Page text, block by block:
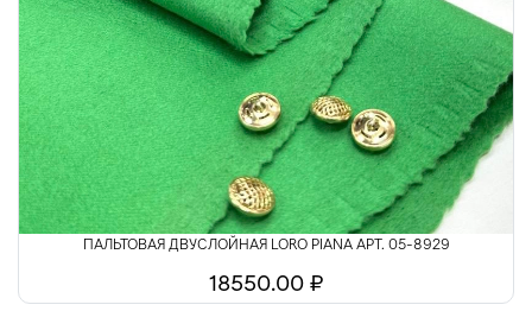
ПАЛЬТОВАЯ ДВУСЛОЙНАЯ LORO PIANA АРТ. 05-8929
18550.00 ₽